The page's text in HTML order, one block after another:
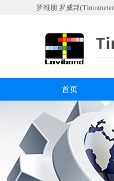
罗维朋|罗威邦
首页